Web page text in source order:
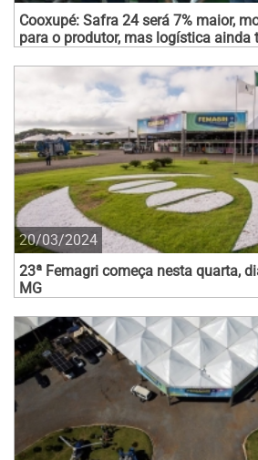
Cooxupé: Safra 24 será 7% maior,
para o produtor, mas logística ainda
20/03/2024
23ª Femagri começa nesta quarta,
MG